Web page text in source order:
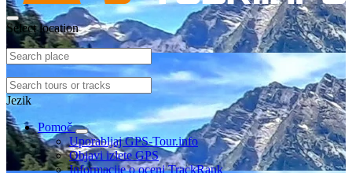
Select location
Jezik
Pomoč
Uporabljaj GPS-Tour.info
Objavi izlete GPS
Informacije o oceni TrackRank